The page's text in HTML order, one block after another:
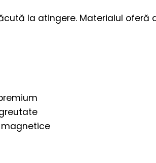
la atingere. Materialul oferă